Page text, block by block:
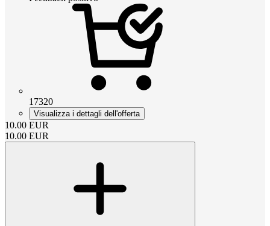
17320
Visualizza i dettagli dell'offerta
10.00 EUR
10.00 EUR